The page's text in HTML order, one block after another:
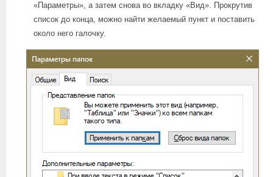
«Параметры», а затем снова во вкладку «Вид». Прокрутив
список до конца, можно найти желаемый пункт и поставить
около него галочку.